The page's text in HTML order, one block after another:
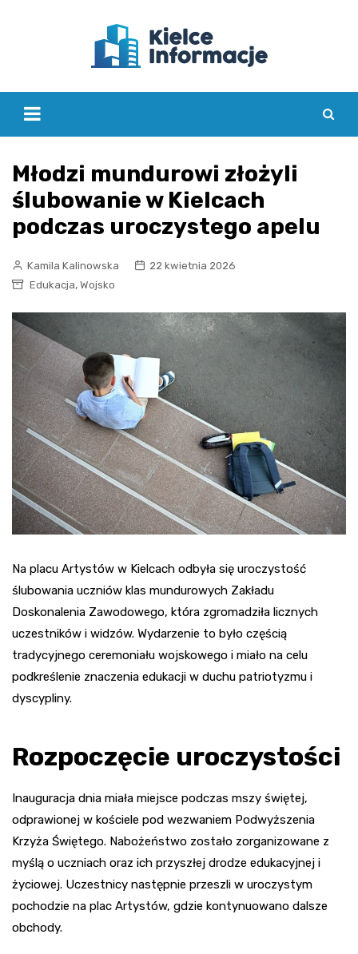
Młodzi mundurowi złożyli
ślubowanie w Kielcach
podczas uroczystego apelu
Kamila Kalinowska
22 kwietnia 2026
Edukacja, Wojsko
Na placu Artystów w Kielcach odbyła się uroczystość
ślubowania uczniów klas mundurowych Zakładu
Doskonalenia Zawodowego, która zgromadziła licznych
uczestników i widzów. Wydarzenie to było częścią
tradycyjnego ceremoniału wojskowego i miało na celu
podkreślenie znaczenia edukacji w duchu patriotyzmu i
dyscypliny.
Rozpoczęcie uroczystości
Inauguracja dnia miała miejsce podczas mszy świętej,
odprawionej w kościele pod wezwaniem Podwyższenia
Krzyża Świętego. Nabożeństwo zostało zorganizowane z
myślą o uczniach oraz ich przyszłej drodze edukacyjnej i
życiowej. Uczestnicy następnie przeszli w uroczystym
pochodzie na plac Artystów, gdzie kontynuowano dalsze
obchody.